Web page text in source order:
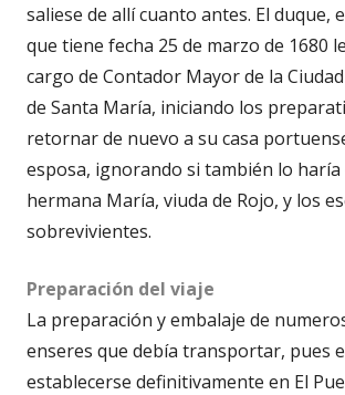
saliese de allí cuanto antes. El duque,
que tiene fecha 25 de marzo de 1680
cargo de Contador Mayor de la
de Santa María, iniciando los
retornar de nuevo a su casa
esposa, ignorando si también lo haría
hermana María, viuda de Rojo, y los
sobrevivientes.
Preparación del viaje
La preparación y embalaje de
enseres que debía transportar, pues
establecerse definitivamente en El